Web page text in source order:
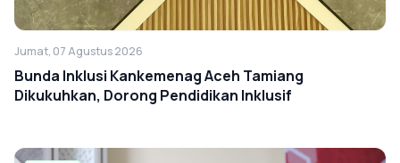
Jumat, 07 Agustus 2026
Bunda Inklusi Kankemenag Aceh Tamiang
Dikukuhkan, Dorong Pendidikan Inklusif